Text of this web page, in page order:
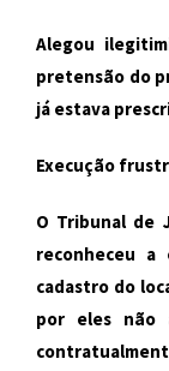
Alegou
pretensão do
já estava
Execução
O Tribunal de
reconheceu
cadastro do
por eles não